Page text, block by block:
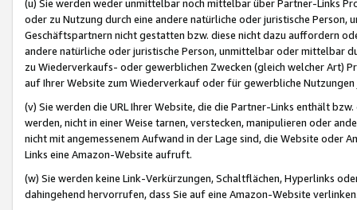
(u) Sie werden weder unmittelbar noch mittelbar über Partner-Links
oder zu Nutzung durch eine andere natürliche oder juristische
Geschäftspartnern nicht gestatten bzw. diese nicht dazu auffordern
andere natürliche oder juristische Person, unmittelbar oder mittelbar
zu Wiederverkaufs- oder gewerblichen Zwecken (gleich welcher Art)
auf Ihrer Website zum Wiederverkauf oder für gewerbliche
(v) Sie werden die URL Ihrer Website, die die Partner-Links enthält
werden, nicht in einer Weise tarnen, verstecken, manipulieren oder
nicht mit angemessenem Aufwand in der Lage sind, die Website oder
Links eine Amazon-Website aufruft.
(w) Sie werden keine Link-Verkürzungen, Schaltflächen, Hyperlinks
dahingehend hervorrufen, dass Sie auf eine Amazon-Website